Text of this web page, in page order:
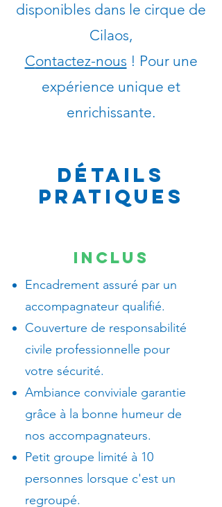
disponibles dans le cirque de
Cilaos,
Contactez-nous ! Pour une
expérience unique et
enrichissante.
Détails
pratiques
INCLUS
Encadrement assuré par un
accompagnateur qualifié.
Couverture de responsabilité
civile professionnelle pour
votre sécurité.
Ambiance conviviale garantie
grâce à la bonne humeur de
nos accompagnateurs.
Petit groupe limité à 10
personnes lorsque c'est un
regroupé.